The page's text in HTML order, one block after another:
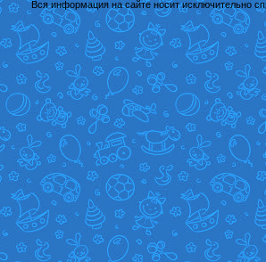
Вся информация на сайте носит исключительно